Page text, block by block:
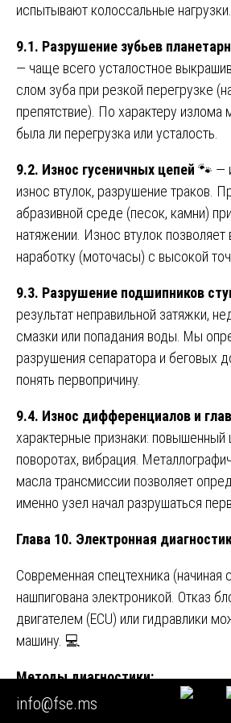
испытывают колоссальные
9.1. Разрушение зубьев
— чаще всего усталостное
слом зуба при резкой перегрузке
препятствие). По характеру
была ли перегрузка или усталость.
9.2. Износ гусеничных цепей 🐾 —
износ втулок, разрушение траков.
абразивной среде (песок, камни)
натяжении. Износ втулок позволяет
наработку (моточасы) с высокой
9.3. Разрушение подшипников
результат неправильной затяжки,
смазки или попадания воды. Мы
разрушения сепаратора и беговых
понять первопричину.
9.4. Износ дифференциалов и
характерные признаки: повышенный
поворотах, вибрация.
масла трансмиссии позволяет
именно узел начал разрушаться
Глава 10. Электронная
Современная спецтехника (начиная
нашпигована электроникой. Отказ
двигателем (ECU) или гидравлики
машину. 💻
Методы диагностики:
Считывание кодов ошибок
info@fse.ms